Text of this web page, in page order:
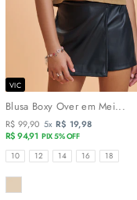
VIC
Blusa Boxy Over em Mei...
R$ 99,90 5x R$ 19,98
R$ 94,91 PIX 5% OFF
TAMANHOS
10 12 14 16 18
COR